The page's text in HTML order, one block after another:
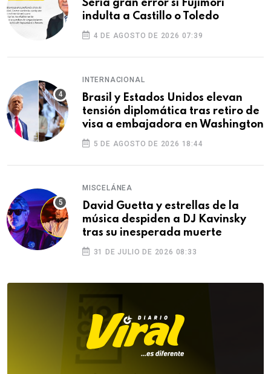
Sería gran error si Fujimori
indulta a Castillo o Toledo
4 DE AGOSTO DE 2026 07:39
INTERNACIONAL
Brasil y Estados Unidos elevan
tensión diplomática tras retiro de
visa a embajadora en Washington
5 DE AGOSTO DE 2026 18:44
MISCELÁNEA
David Guetta y estrellas de la
música despiden a DJ Kavinsky
tras su inesperada muerte
31 DE JULIO DE 2026 08:33